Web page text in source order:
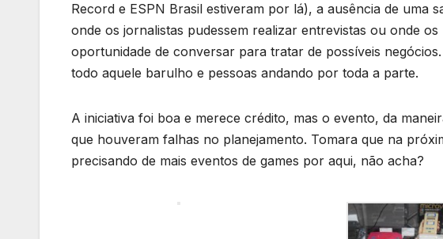
Record e ESPN Brasil estiveram por lá), a ausência de uma
onde os jornalistas pudessem realizar entrevistas ou onde
oportunidade de conversar para tratar de possíveis
todo aquele barulho e pessoas andando por toda a parte.
A iniciativa foi boa e merece crédito, mas o evento, da
que houveram falhas no planejamento. Tomara que na
precisando de mais eventos de games por aqui, não acha?